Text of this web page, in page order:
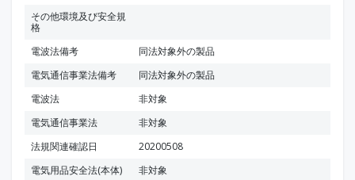
その他環境及び安全規
格
電波法備考
同法対象外の製品
電気通信事業法備考
同法対象外の製品
電波法
非対象
電気通信事業法
非対象
法規関連確認日
20200508
電気用品安全法(本体)
非対象